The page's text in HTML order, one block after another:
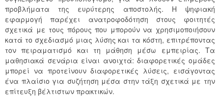
προβλήματα της ευρύτερης αποστολής. Η ψηφιακή
εφαρμογή παρέχει ανατροφοδότηση στους φοιτητές
σχετικά με τους πόρους που μπορούν να χρησιμοποιήσουν
κατά το σχεδιασμό μιας λύσης και τα κόστη, επιτρέποντας
τον πειραματισμό και τη μάθηση μέσω εμπειρίας. Τα
μαθησιακά σενάρια είναι ανοιχτά: διαφορετικές ομάδες
μπορεί να προτείνουν διαφορετικές λύσεις, εισάγοντας
ένα πλαίσιο για συζήτηση μέσα στην τάξη σχετικά με την
επίτευξη βέλτιστων πρακτικών.